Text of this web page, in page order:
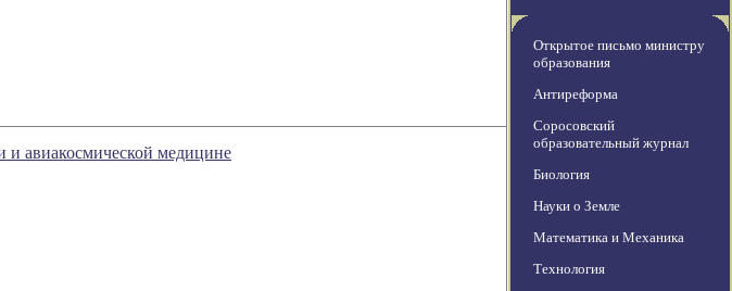
и авиакосмической медицине
Открытое письмо министру
образования
Антиреформа
Соросовский
образовательный журнал
Биология
Науки о Земле
Математика и Механика
Технология